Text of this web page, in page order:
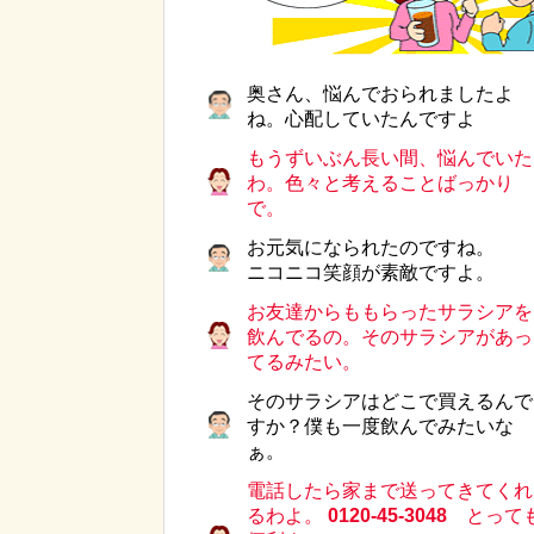
奥さん、悩んでおられましたよ
ね。心配していたんですよ
もうずいぶん長い間、悩んでいた
わ。色々と考えることばっかり
で。
お元気になられたのですね。
ニコニコ笑顔が素敵ですよ。
お友達からももらったサラシアを
飲んでるの。そのサラシアがあっ
てるみたい。
そのサラシアはどこで買えるんで
すか？僕も一度飲んでみたいな
ぁ。
電話したら家まで送ってきてくれ
るわよ。 0120-45-3048 とって